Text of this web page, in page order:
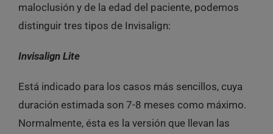
maloclusión y de la edad del paciente, podemos
distinguir tres tipos de Invisalign:
Invisalign Lite
Está indicado para los casos más sencillos, cuya
duración estimada son 7-8 meses como máximo.
Normalmente, ésta es la versión que llevan las